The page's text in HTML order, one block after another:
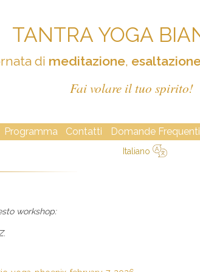
TANTRA YOGA
di meditazione,
Fai volare il tuo spirito!
Programma Contatti Domande Frequenti
Italiano
workshop:
.